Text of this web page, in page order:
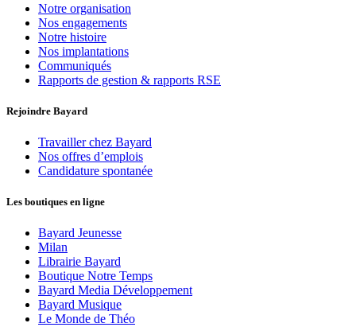
Notre organisation
Nos engagements
Notre histoire
Nos implantations
Communiqués
Rapports de gestion & rapports RSE
Rejoindre Bayard
Travailler chez Bayard
Nos offres d’emplois
Candidature spontanée
Les boutiques en ligne
Bayard Jeunesse
Milan
Librairie Bayard
Boutique Notre Temps
Bayard Media Développement
Bayard Musique
Le Monde de Théo